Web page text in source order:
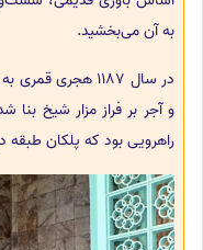
به آن می‌بخشید.
در سال 1187
و آجر بر فراز مزار شیخ
راهرویی بود که پلکان